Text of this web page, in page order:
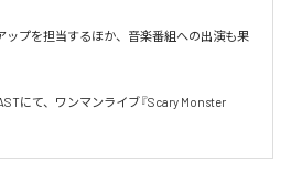
ップを担当するほか、音楽番組への出演も果
にて、ワンマンライブ『Scary Monster